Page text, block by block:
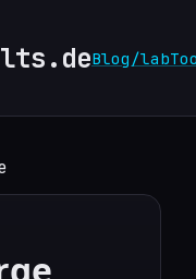
Blog /lab